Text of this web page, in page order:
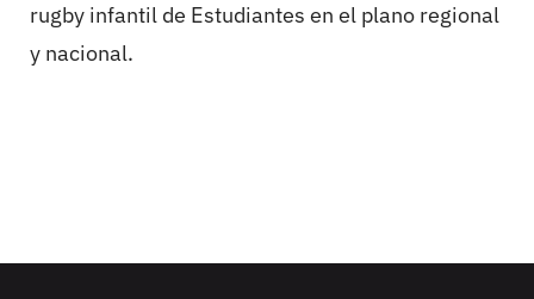
rugby infantil de Estudiantes en el plano regional
y nacional.